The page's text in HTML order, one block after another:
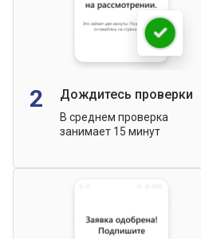
2 Дождитесь проверки
В среднем проверка
занимает 15 минут